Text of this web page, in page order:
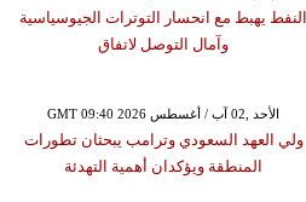
النفط يهبط مع انحسار التوترات الجيوسياسية
وآمال التوصل لاتفاق
GMT 09:40 2026 الأحد ,02 آب / أغسطس
ولي العهد السعودي وترامب يبحثان تطورات
المنطقة ويؤكدان أهمية التهدئة